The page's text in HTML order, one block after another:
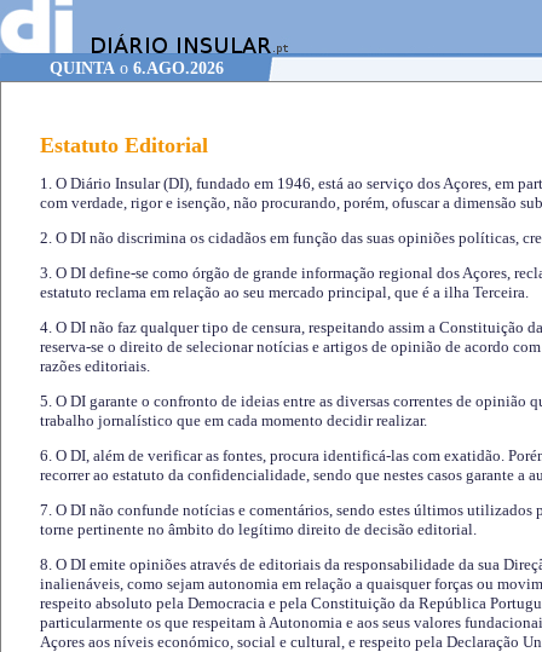
QUINTAo 6.AGO.2026
Estatuto Editorial
1. O Diário Insular (DI), fundado em 1946, está ao serviço dos Açores, em
com verdade, rigor e isenção, não procurando, porém, ofuscar a dimensão
2. O DI não discrimina os cidadãos em função das suas opiniões políticas,
3. O DI define-se como órgão de grande informação regional dos Açores,
estatuto reclama em relação ao seu mercado principal, que é a ilha Terceira.
4. O DI não faz qualquer tipo de censura, respeitando assim a Constituição
reserva-se o direito de selecionar notícias e artigos de opinião de acordo
razões editoriais.
5. O DI garante o confronto de ideias entre as diversas correntes de opinião
trabalho jornalístico que em cada momento decidir realizar.
6. O DI, além de verificar as fontes, procura identificá-las com exatidão.
recorrer ao estatuto da confidencialidade, sendo que nestes casos garante a
7. O DI não confunde notícias e comentários, sendo estes últimos utilizados
torne pertinente no âmbito do legítimo direito de decisão editorial.
8. O DI emite opiniões através de editoriais da responsabilidade da sua
inalienáveis, como sejam autonomia em relação a quaisquer forças ou
respeito absoluto pela Democracia e pela Constituição da República
particularmente os que respeitam à Autonomia e aos seus valores
Açores aos níveis económico, social e cultural, e respeito pela Declaração